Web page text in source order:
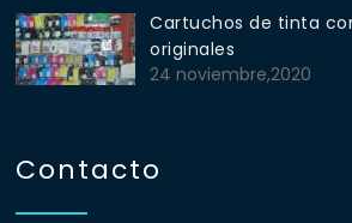
Cartuchos de tinta
originales
24 noviembre,2020
Contacto